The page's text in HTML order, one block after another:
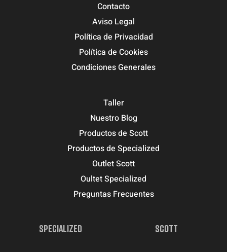
Contacto
Aviso Legal
Política de Privacidad
Política de Cookies
Condiciones Generales
Taller
Nuestro Blog
Productos de Scott
Productos de Specialized
Outlet Scott
Oultet Specialized
Preguntas Frecuentes
SPECIALIZED SCOTT